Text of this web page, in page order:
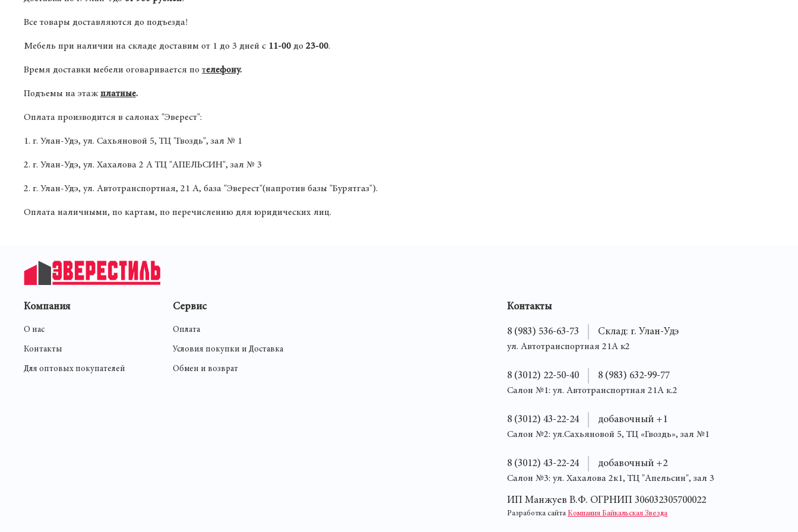
Все товары доставляются до подъезда!
Мебель при наличии на складе доставим от 1 до 3 дней с 11-00 до 23-00.
Время доставки мебели оговаривается по телефону.
Подъемы на этаж платные.
Оплата производится в салонах "Эверест":
1. г. Улан-Удэ, ул. Сахьяновой 5, ТЦ "Гвоздь", зал № 1
2. г. Улан-Удэ, ул. Хахалова 2 А ТЦ "АПЕЛЬСИН", зал № 3
2. г. Улан-Удэ, ул. Автотранспортная, 21 А, база "Эверест"(напротив базы "Бурятгаз").
Оплата наличными, по картам, по перечислению для юридических лиц.
Компания
О нас
Контакты
Для оптовых покупателей
Сервис
Оплата
Условия покупки и Доставка
Обмен и возврат
Контакты
8 (983) 536-63-73 Склад: г. Улан-Удэ
ул. Автотранспортная 21А к2
8 (3012) 22-50-40 8 (983) 632-99-77
Салон №1: ул. Автотранспортная 21А к.2
8 (3012) 43-22-24 добавочный +1
Салон №2: ул.Сахьяновой 5, ТЦ «Гвоздь», зал №1
8 (3012) 43-22-24 добавочный +2
Салон №3: ул. Хахалова 2к1, ТЦ "Апельсин", зал 3
ИП Манжуев В.Ф. ОГРНИП 306032305700022
Разработка сайта Компания Байкальская Звезда